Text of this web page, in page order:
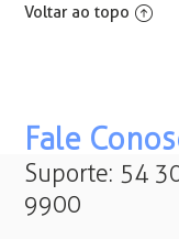
excluída pois está
statement
CONTRATOSVA
XXX, table
Voltar ao topo
Fale
Suporte: 54
9900